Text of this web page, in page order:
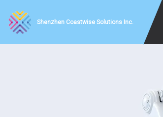
Shenzhen Coastwise Solutions Inc.